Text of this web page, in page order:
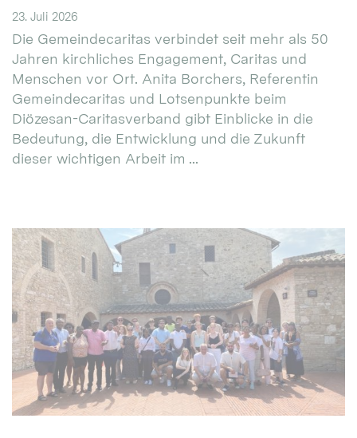
23. Juli 2026
Die Gemeindecaritas verbindet seit mehr als 50
Jahren kirchliches Engagement, Caritas und
Menschen vor Ort. Anita Borchers, Referentin
Gemeindecaritas und Lotsenpunkte beim
Diözesan-Caritasverband gibt Einblicke in die
Bedeutung, die Entwicklung und die Zukunft
dieser wichtigen Arbeit im ...